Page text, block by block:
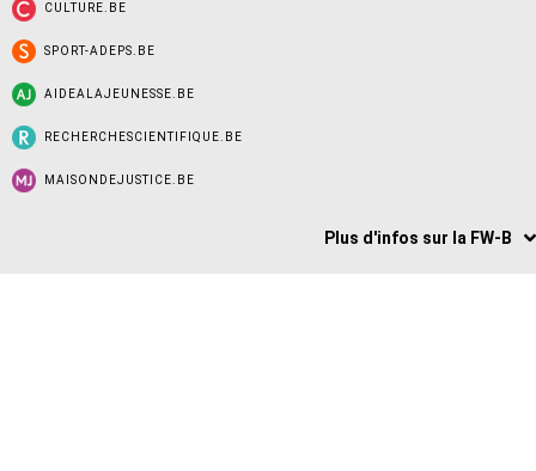
CULTURE.BE
SPORT-ADEPS.BE
AIDEALAJEUNESSE.BE
RECHERCHESCIENTIFIQUE.BE
MAISONDEJUSTICE.BE
Plus d'infos sur la FW-B